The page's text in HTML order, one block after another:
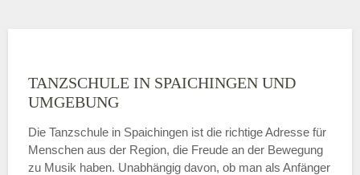
TANZSCHULE IN SPAICHINGEN UND
UMGEBUNG
Die Tanzschule in Spaichingen ist die richtige Adresse für
Menschen aus der Region, die Freude an der Bewegung
zu Musik haben. Unabhängig davon, ob man als Anfänger